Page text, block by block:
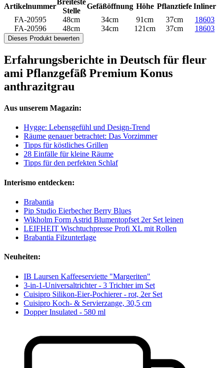
Artikelnummer
Breiteste
Stelle
Gefäßöffnung Höhe PflanztiefeInliner
FA-20595
48cm 34cm 91cm 37cm
18603
FA-20596
48cm 34cm 121cm 37cm 18603
Dieses Produkt bewerten
Erfahrungsberichte in Deutsch für fleur
ami Pflanzgefäß Premium Konus
anthrazitgrau
Aus unserem Magazin:
Hygge: Lebensgefühl und Design-Trend
Räume genauer betrachtet: Das Vorzimmer
Tipps für köstliches Grillen
28 Einfälle für kleine Räume
Tipps für den perfekten Schlaf
Interismo entdecken:
Brabantia
Pip Studio Eierbecher Berry Blues
Wikholm Form Astrid Blumentopfset 2er Set leinen
LEIFHEIT Wischtuchpresse Profi XL mit Rollen
Brabantia Filzunterlage
Neuheiten:
IB Laursen Kaffeeserviette "Margeriten"
3-in-1-Universaltrichter - 3 Trichter im Set
Cuisipro Silikon-Eier-Pochierer - rot, 2er Set
Cuisipro Koch- & Servierzange, 30,5 cm
Dopper Insulated - 580 ml